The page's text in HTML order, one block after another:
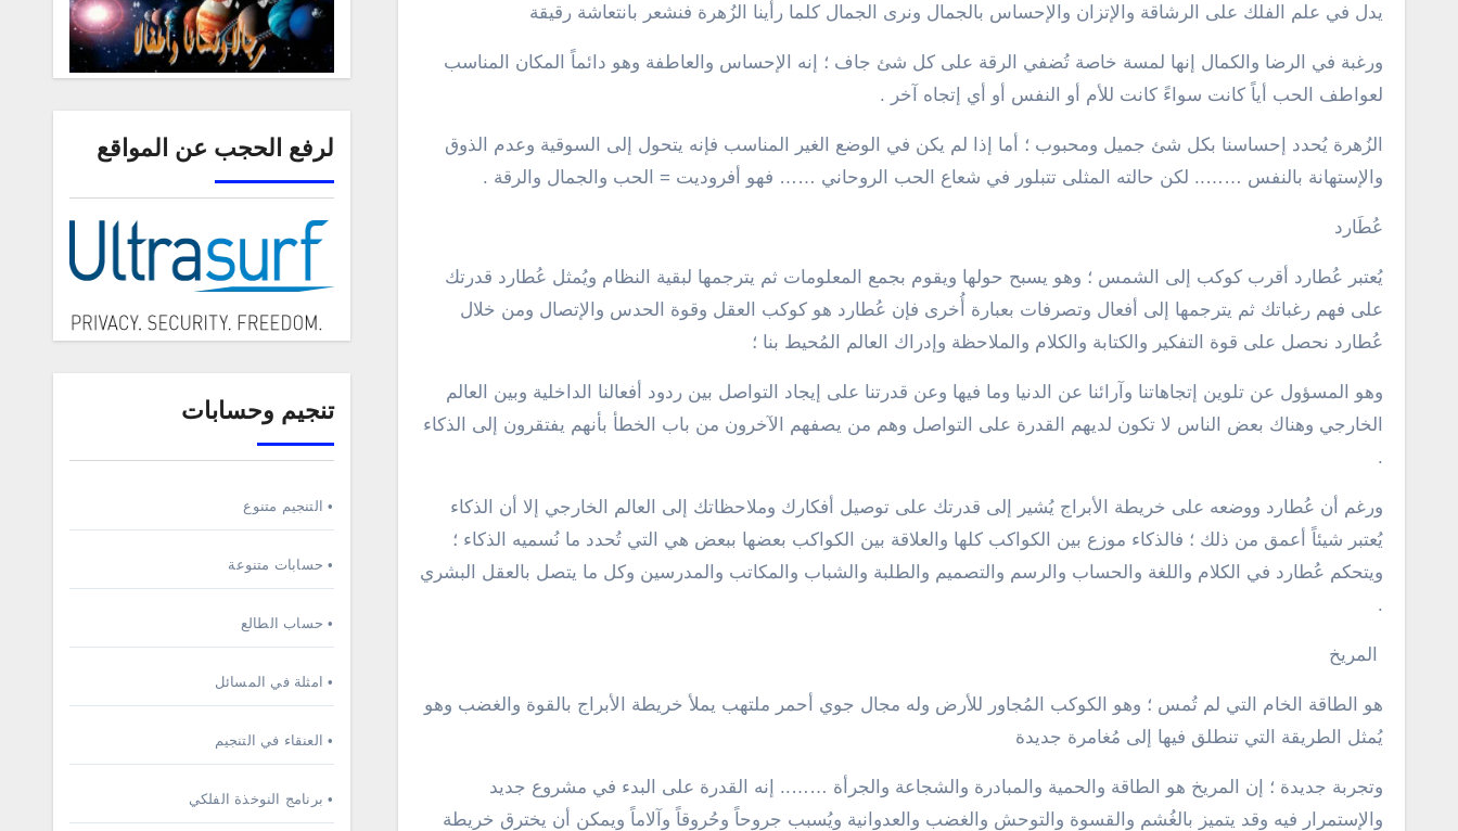
يدل في علم الفلك على الرشاقة والإتزان والإحساس بالجمال ونرى الجمال كلما رأينا الزُهرة فنشعر بانتعاشة رقيقة
ورغبة في الرضا والكمال إنها لمسة خاصة تُضفي الرقة على كل شئ جاف ؛ إنه الإحساس والعاطفة وهو دائماً المكان المناسب
لعواطف الحب أياً كانت سواءً كانت للأم أو النفس أو أي إتجاه آخر .
الزُهرة يُحدد إحساسنا بكل شئ جميل ومحبوب ؛ أما إذا لم يكن في الوضع الغير المناسب فإنه يتحول إلى السوقية وعدم الذوق
والإستهانة بالنفس …….. لكن حالته المثلى تتبلور في شعاع الحب الروحاني …… فهو أفروديت = الحب والجمال والرقة .
عُطَارد
يُعتبر عُطارد أقرب كوكب إلى الشمس ؛ وهو يسبح حولها ويقوم بجمع المعلومات ثم يترجمها لبقية النظام ويُمثل عُطارد قدرتك
على فهم رغباتك ثم يترجمها إلى أفعال وتصرفات بعبارة أُخرى فإن عُطارد هو كوكب العقل وقوة الحدس والإتصال ومن خلال
عُطارد نحصل على قوة التفكير والكتابة والكلام والملاحظة وإدراك العالم المُحيط بنا ؛
وهو المسؤول عن تلوين إتجاهاتنا وآرائنا عن الدنيا وما فيها وعن قدرتنا على إيجاد التواصل بين ردود أفعالنا الداخلية وبين العالم
الخارجي وهناك بعض الناس لا تكون لديهم القدرة على التواصل وهم من يصفهم الآخرون من باب الخطأ بأنهم يفتقرون إلى الذكاء
.
ورغم أن عُطارد ووضعه على خريطة الأبراج يُشير إلى قدرتك على توصيل أفكارك وملاحظاتك إلى العالم الخارجي إلا أن الذكاء
يُعتبر شيئاً أعمق من ذلك ؛ فالذكاء موزع بين الكواكب كلها والعلاقة بين الكواكب بعضها ببعض هي التي تُحدد ما نُسميه الذكاء ؛
ويتحكم عُطارد في الكلام واللغة والحساب والرسم والتصميم والطلبة والشباب والمكاتب والمدرسين وكل ما يتصل بالعقل البشري
.
المريخ
هو الطاقة الخام التي لم تُمس ؛ وهو الكوكب المُجاور للأرض وله مجال جوي أحمر ملتهب يملأ خريطة الأبراج بالقوة والغضب وهو
يُمثل الطريقة التي تنطلق فيها إلى مُغامرة جديدة
وتجربة جديدة ؛ إن المريخ هو الطاقة والحمية والمبادرة والشجاعة والجرأة …….. إنه القدرة على البدء في مشروع جديد
والإستمرار فيه وقد يتميز بالغُشم والقسوة والتوحش والغضب والعدوانية ويُسبب جروحاً وحُروقاً وآلاماً ويمكن أن يخترق خريطة
لرفع الحجب عن المواقع
تنجيم وحسابات
• التنجيم متنوع
• حسابات متنوعة
• حساب الطالع
• امثلة في المسائل
• العنقاء في التنجيم
• برنامج النوخذة الفلكي